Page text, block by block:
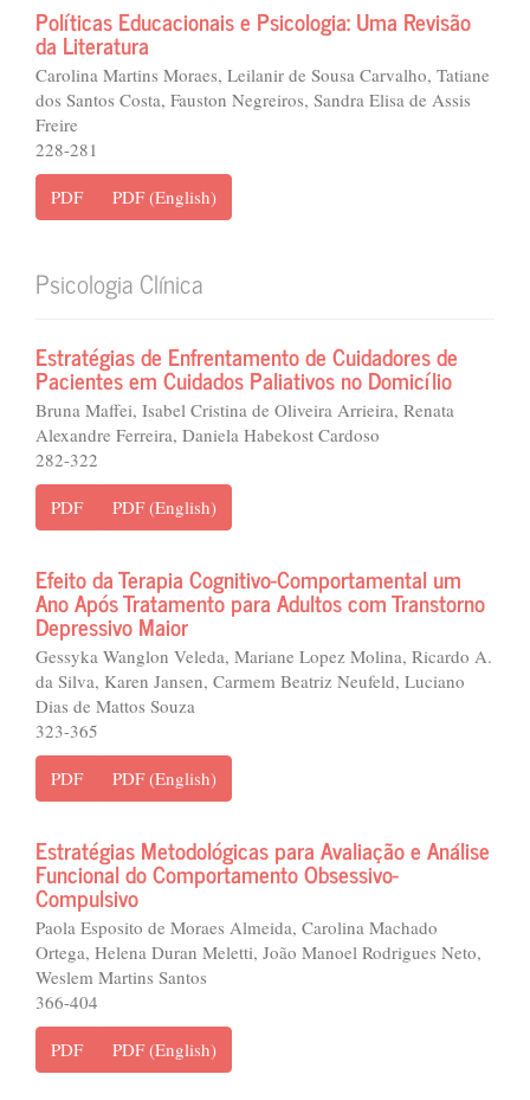
Políticas Educacionais e Psicologia: Uma Revisão
da Literatura
Carolina Martins Moraes, Leilanir de Sousa Carvalho, Tatiane
dos Santos Costa, Fauston Negreiros, Sandra Elisa de Assis
Freire
228-281
PDF PDF (English)
Psicologia Clínica
Estratégias de Enfrentamento de Cuidadores de
Pacientes em Cuidados Paliativos no Domicílio
Bruna Maffei, Isabel Cristina de Oliveira Arrieira, Renata
Alexandre Ferreira, Daniela Habekost Cardoso
282-322
PDF PDF (English)
Efeito da Terapia Cognitivo-Comportamental um
Ano Após Tratamento para Adultos com Transtorno
Depressivo Maior
Gessyka Wanglon Veleda, Mariane Lopez Molina, Ricardo A.
da Silva, Karen Jansen, Carmem Beatriz Neufeld, Luciano
Dias de Mattos Souza
323-365
PDF PDF (English)
Estratégias Metodológicas para Avaliação e Análise
Funcional do Comportamento Obsessivo-
Compulsivo
Paola Esposito de Moraes Almeida, Carolina Machado
Ortega, Helena Duran Meletti, João Manoel Rodrigues Neto,
Weslem Martins Santos
366-404
PDF PDF (English)